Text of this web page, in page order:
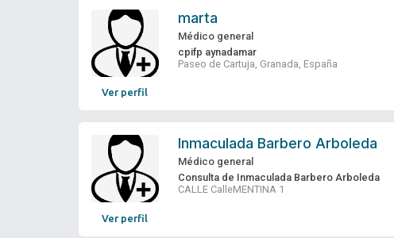
Ver perfil
marta
Médico general
cpifp aynadamar
Paseo de Cartuja, Granada, España
Ver perfil
Inmaculada Barbero Arboleda
Médico general
Consulta de Inmaculada Barbero Arboleda
CALLE CalleMENTINA 1